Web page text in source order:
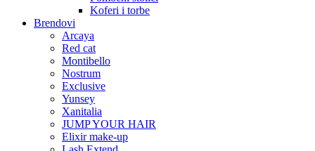
Koferi i torbe
Brendovi
Arcaya
Red cat
Montibello
Nostrum
Exclusive
Yunsey
Xanitalia
JUMP YOUR HAIR
Elixir make-up